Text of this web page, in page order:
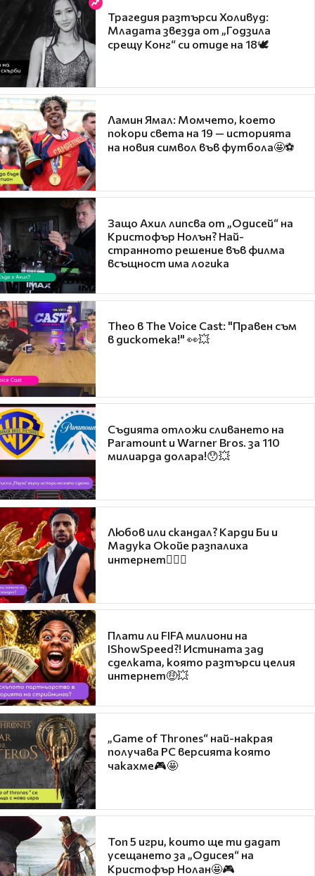
Трагедия разтърси Холивуд:
Младата звезда от „Годзила
срещу Конг“ си отиде на 18🕊️
Ламин Ямал: Момчето, което
покори света на 19 — историята
на новия символ във футбола🤩⚽
Защо Ахил липсва от „Одисей“ на
Кристофър Нолън? Най-
странното решение във филма
всъщност има логика
Theo в The Voice Cast: "Правен съм
в дискотека!" 👀💥
Съдията отложи сливането на
Paramount и Warner Bros. за 110
милиарда долара!😯💥
Любов или скандал? Карди Би и
Мадука Окойе разпалиха
интернет❤️‍🔥🔥
Плати ли FIFA милиони на
IShowSpeed?! Истината зад
сделката, която разтърси целия
интернет🤑💥
„Game of Thrones“ най-накрая
получава PC версията която
чакахме🎮🤩
Топ 5 игри, които ще ти дадат
усещането за „Одисея“ на
Кристофър Нолан🤩🎮